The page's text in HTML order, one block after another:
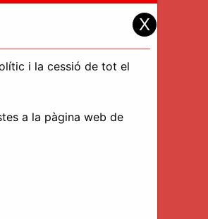
i la cessió de tot el
a la pàgina web de
X